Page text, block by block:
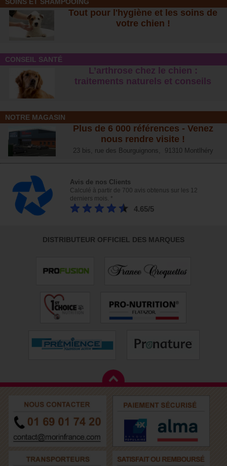
Ces accessoires garantissent une utilisation optimale et une longue
durée de vie de vos colliers GPS pour chien.
Explorez notre collection et choisissez le collier GPS qui répondra le
mieux à vos attentes et à celles de votre animal.
SOINS ET SHAMPOOING
Tout pour l'hygiène et les soins de
votre chien !
CONSEIL SANTÉ
L’arthrose chez le chien :
traitements naturels et conseil s
NOTRE MAGASIN
Plus de 6 000 références - Venez
nous rendre visite !
23 bis, rue des Bourguignons, 91310 Montlhéry
Avis de nos Clients
Calculé à partir de 700 avis obtenus sur les 12
derniers mois. *
4.65/5
DISTRIBUTEUR OFFICIEL DES MARQUES